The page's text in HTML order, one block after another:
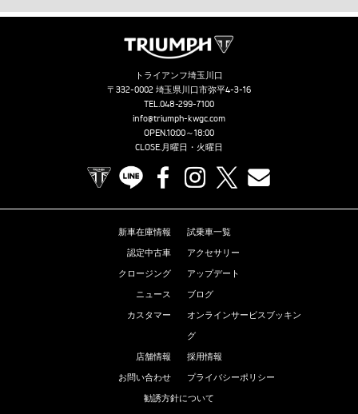
トライアンフ埼玉川口
〒332-0002 埼玉県川口市弥平4-3-16
TEL.048-299-7100
info@triumph-kwgc.com
OPEN.10:00～18:00
CLOSE.月曜日・火曜日
TRIUMPH OFFICIAL SITE
LINE FacebookInstagram
新車在庫情報
試乗車一覧
認定中古車
アクセサリー
クロージング
アップデート
ニュース
ブログ
カスタマー
オンラインサービスブッキン
グ
店舗情報
採用情報
お問い合わせ
プライバシーポリシー
勧誘方針について